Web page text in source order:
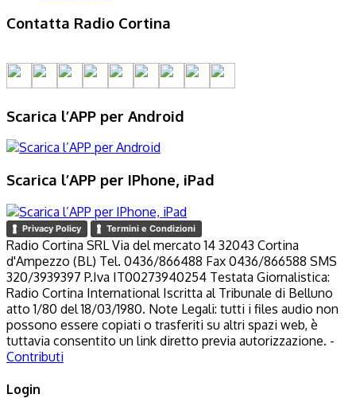
Contatta Radio Cortina
Scarica l’APP per Android
Scarica l’APP per IPhone, iPad
Privacy Policy Termini e Condizioni
Radio Cortina SRL Via del mercato 14 32043 Cortina
d'Ampezzo (BL) Tel. 0436/866488 Fax 0436/866588 SMS
320/3939397 P.Iva IT00273940254 Testata Giornalistica:
Radio Cortina International Iscritta al Tribunale di Belluno
atto 1/80 del 18/03/1980. Note Legali: tutti i files audio non
possono essere copiati o trasferiti su altri spazi web, è
tuttavia consentito un link diretto previa autorizzazione. -
Contributi
Login